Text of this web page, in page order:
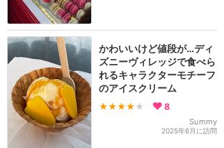
かわいいけど値段が…ディ
ズニーヴィレッジで食べら
れるキャラクターモチーフ
のアイスクリーム
★★★★ ★ 8
Summy
2025年6月に訪問